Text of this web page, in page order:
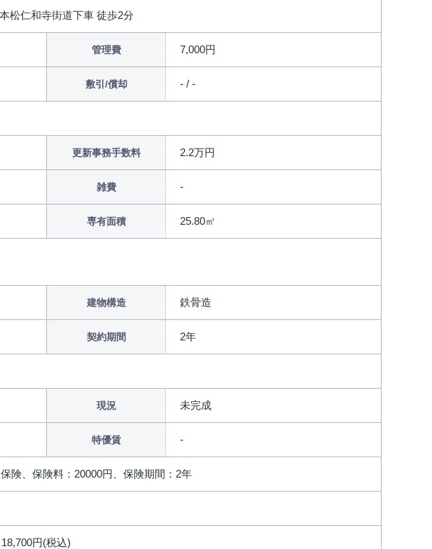
松仁和寺街道下車 徒歩2分
管理費 7,000円
敷引/償却 - / -
更新事務手数料 2.2万円
雑費
専有面積 25.80㎡
建物構造 鉄骨造
契約期間 2年
現況 未完成
特優賃
険、保険料：20000円、保険期間：2年
円(税込)